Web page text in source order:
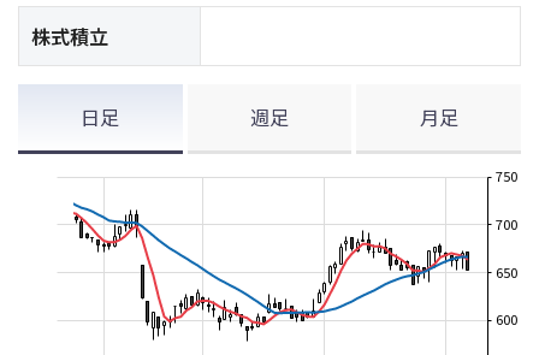
株式積立
日足 週足 月足
600
650
700
750